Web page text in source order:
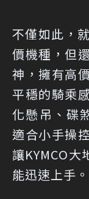
不僅如此，
價機種，但
神，擁有高
平穩的騎乘
化懸吊、碟
適合小手操
讓KYMCO
能迅速上手。